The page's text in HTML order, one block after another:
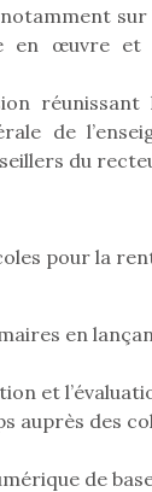
sur
en œuvre et
de
du
pour la
en
et
auprès des
de